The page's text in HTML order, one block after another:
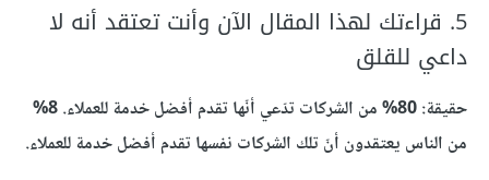
5. قراءتك لهذا المقال الآن وأنت تعتقد أنه لا
داعي للقلق
حقيقة: 80% من الشركات تدّعي أنّها تقدم أفضل خدمة للعملاء. 8%
من الناس يعتقدون أنّ تلك الشركات نفسها تقدم أفضل خدمة للعملاء.